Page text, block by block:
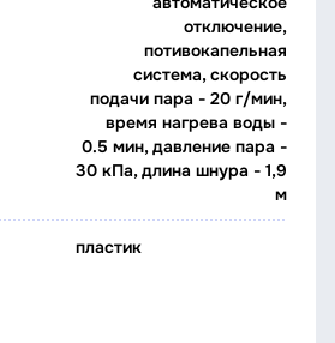
отключение,
потивокапельная
система, скорость
подачи пара - 20 г/мин,
время нагрева воды -
0.5 мин, давление пара -
30 кПа, длина шнура - 1,9
м
пластик